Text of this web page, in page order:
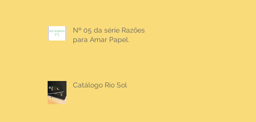
Nº 05 da série Razões
para Amar Papel.
Catálogo Rio Sol